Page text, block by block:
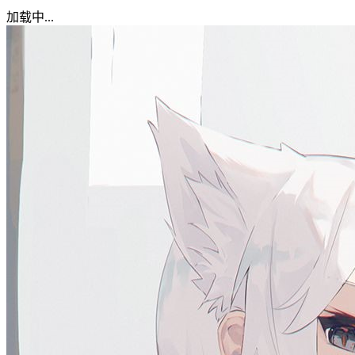
加载中...